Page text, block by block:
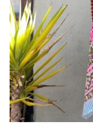
Tous nos imprimés
Présentation Marie-
Blog
Contact